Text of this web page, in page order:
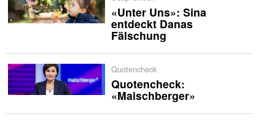
«Unter Uns»: Sina
entdeckt Danas
Fälschung
Quotencheck
Quotencheck:
«Maischberger»